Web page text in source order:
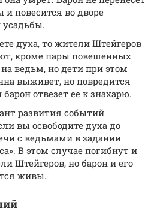
повесится во дворе
усадьбы.
духа, то жители Штейгеров
кроме пары повешенных
ведьм, но дети при этом
выживет, но повредится
отвезет ее к знахарю.
развития событий
вы освободите духа до
с ведьмами в задании
В этом случае погибнут и
Штейгеров, но барон и его
живы.